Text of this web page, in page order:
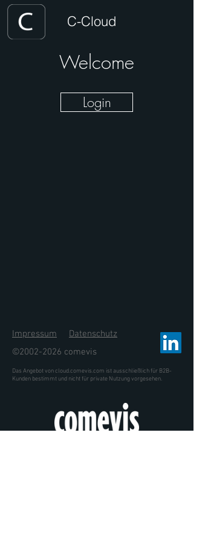
C-Cloud
Welcome
Login
©2002-2026 comevis
Impressum Datenschutz
Das Angebot von cloud.comevis.com ist ausschließlich für B2B-
Kunden bestimmt und nicht für private Nutzung vorgesehen.